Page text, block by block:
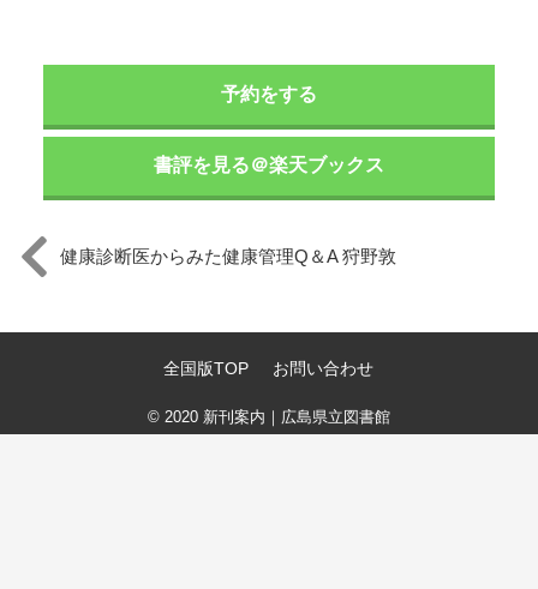
予約をする
書評を見る＠楽天ブックス
健康診断医からみた健康管理Q＆A 狩野敦
全国版TOP お問い合わせ
© 2020 新刊案内｜広島県立図書館